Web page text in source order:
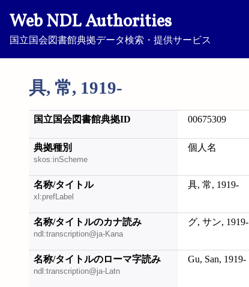
Web NDL Authorities
国立国会図書館典拠データ検索・提供サービス
具, 常, 1919-
国立国会図書館典拠ID 00675309
典拠種別
skos:inScheme
個人名
名称/タイトル
xl:prefLabel
具, 常, 1919-
名称/タイトルのカナ読み
ndl:transcription@ja-Kana
グ, サン, 1919-
名称/タイトルのローマ字読み
ndl:transcription@ja-Latn
Gu, San, 1919-